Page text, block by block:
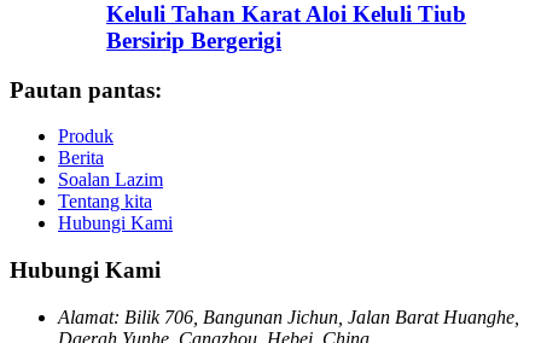
Keluli Tahan Karat Aloi Keluli Tiub
Bersirip Bergerigi
Pautan pantas:
Produk
Berita
Soalan Lazim
Tentang kita
Hubungi Kami
Hubungi Kami
Alamat: Bilik 706, Bangunan Jichun, Jalan Barat Huanghe,
Daerah Yunhe, Cangzhou, Hebei, China.